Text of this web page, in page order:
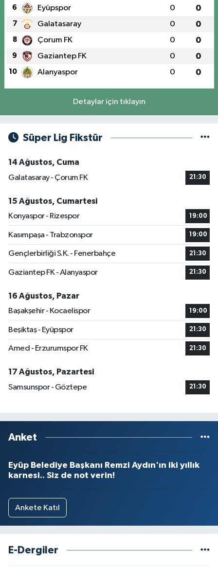
6 Eyüpspor 0 0
7 Galatasaray 0 0
8 Çorum FK 0 0
9 Gaziantep FK 0 0
10 Alanyaspor 0 0
Detaylar için tıklayın
Süper Lig Fikstür
14 Ağustos, Cuma
Galatasaray - Çorum FK
21:30
15 Ağustos, Cumartesi
Konyaspor - Rizespor
19:00
Kasımpaşa - Trabzonspor 19:00
Gençlerbirliği S.K. - Fenerbahçe 21:30
Gaziantep FK - Alanyaspor 21:30
16 Ağustos, Pazar
Başakşehir - Kocaelispor
19:00
Beşiktaş - Eyüpspor 21:30
Amed - Erzurumspor FK 21:30
17 Ağustos, Pazartesi
Samsunspor - Göztepe
21:30
Anket
Eyüp Belediye Başkanı Remzi Aydın'ın iki yıllık
karnesi.. Siz de not verin!
Ankete Katıl
E-Dergiler